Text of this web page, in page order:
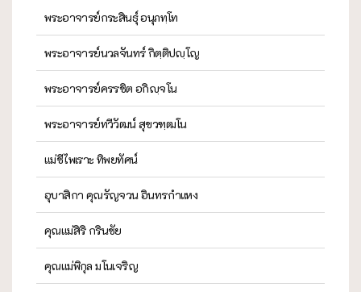
พระอาจารย์กระสินธุ์ อนุภทฺโท
พระอาจารย์นวลจันทร์ กิตฺติปญฺโญ
พระอาจารย์ครรชิต อกิญฺจโน
พระอาจารย์ทวีวัฒน์ สุขวฑฺฒโน
แม่ชีไพเราะ ทิพยทัศน์
อุบาสิกา คุณรัญจวน อินทรกำแหง
คุณแม่สิริ กรินชัย
คุณแม่พิกุล มโนเจริญ